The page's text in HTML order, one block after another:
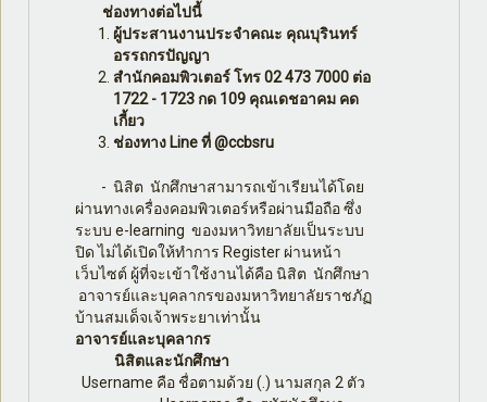
ช่องทางต่อไปนี้
ผู้ประสานงานประจำคณะ คุณบุรินทร์
อรรถกรปัญญา
สำนักคอมพิวเตอร์ โทร 02 473 7000 ต่อ
1722 - 1723 กด 109 คุณเดชอาคม คด
เกี้ยว
ช่องทาง Line ที่ @ccbsru
- นิสิต นักศึกษาสามารถเข้าเรียนได้โดย
ผ่านทางเครื่องคอมพิวเตอร์หรือผ่านมือถือ ซึ่ง
ระบบ e-learning ของมหาวิทยาลัยเป็นระบบ
ปิด ไม่ได้เปิดให้ทำการ Register ผ่านหน้า
เว็บไซต์ ผู้ที่จะเข้าใช้งานได้คือ นิสิต นักศึกษา
อาจารย์และบุคลากรของมหาวิทยาลัยราชภัฏ
บ้านสมเด็จเจ้าพระยาเท่านั้น
อาจารย์และบุคลากร
นิสิตและนักศึกษา
Username คือ ชื่อตามด้วย (.) นามสกุล 2 ตัว